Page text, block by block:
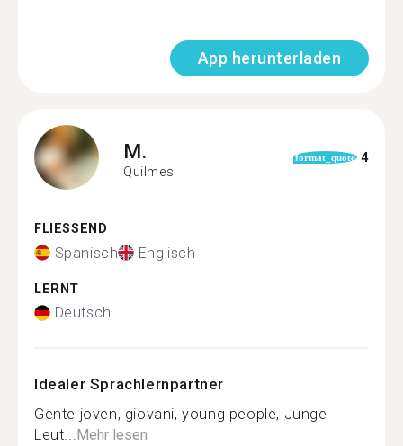
App herunterladen
M.
Quilmes
format_quote 4
FLIESSEND
Spanisch Englisch
LERNT
Deutsch
Idealer Sprachlernpartner
Gente joven, giovani, young people, Junge
Leut...Mehr lesen